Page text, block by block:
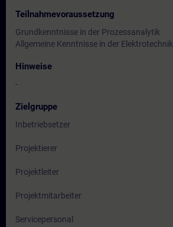
Teilnahmevoraussetzung
Grundkenntnisse in der Prozessanalytik
Allgemeine Kenntnisse in der Elektrotechnik
Hinweise
-
Zielgruppe
Inbetriebsetzer
Projektierer
Projektleiter
Projektmitarbeiter
Servicepersonal